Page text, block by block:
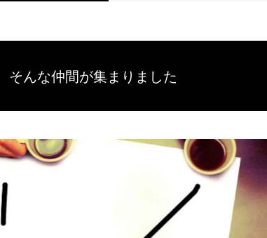
そんな仲間が集まりました